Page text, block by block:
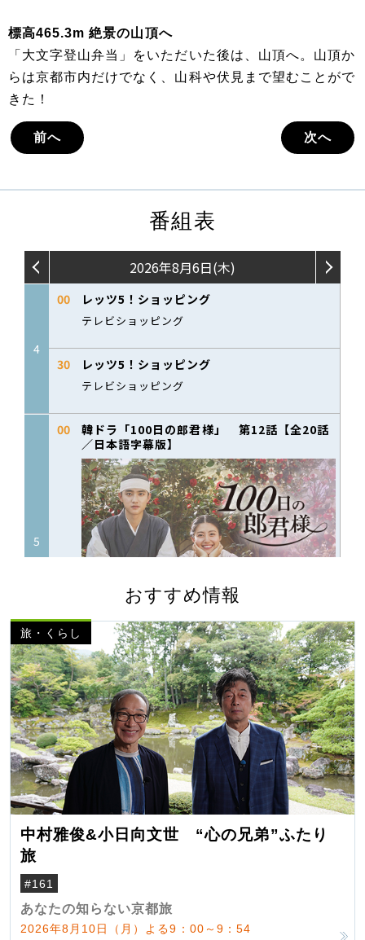
標高465.3m 絶景の山頂へ
「大文字登山弁当」をいただいた後は、山頂へ。山頂か
らは京都市内だけでなく、山科や伏見まで望むことがで
きた！
前へ 次へ
番組表
おすすめ情報
旅・くらし
中村雅俊&小日向文世 “心の兄弟”ふたり
旅
#161
あなたの知らない京都旅
2026年8月10日（月）よる9：00～9：54